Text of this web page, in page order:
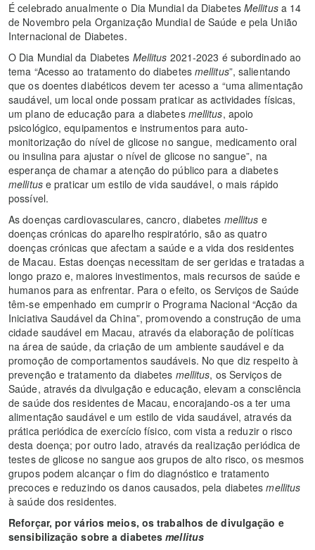
É celebrado anualmente o Dia Mundial da Diabetes Mellitusa 14
de Novembro pela Organização Mundial de Saúde e pela União
Internacional de Diabetes.
O Dia Mundial da Diabetes Mellitus 2021-2023 é subordinado ao
tema “Acesso ao tratamento do diabetes mellitus”, salientando
que os doentes diabéticos devem ter acesso a “uma alimentação
saudável, um local onde possam praticar as actividades físicas,
um plano de educação para a diabetesmellitus, apoio
psicológico, equipamentos e instrumentos para auto-
monitorização do nível de glicose no sangue, medicamento oral
ou insulina para ajustar o nível de glicose no sangue”, na
esperança de chamar a atenção do público para a diabetes
mellituse praticar um estilo de vida saudável, o mais rápido
possível.
As doenças cardiovasculares, cancro, diabetes mellitus e
doenças crónicas do aparelho respiratório, são as quatro
doenças crónicas que afectam a saúde e a vida dos residentes
de Macau. Estas doenças necessitam de ser geridas e tratadas a
longo prazo e, maiores investimentos, mais recursos de saúde e
humanos para as enfrentar. Para o efeito, os Serviços de Saúde
têm-se empenhado em cumprir o Programa Nacional “Acção da
Iniciativa Saudável da China”, promovendo a construção de uma
cidade saudável em Macau, através da elaboração de políticas
na área de saúde, da criação de um ambiente saudável e da
promoção de comportamentos saudáveis. No que diz respeito à
prevenção e tratamento da diabetes mellitus, os Serviços de
Saúde, através da divulgação e educação, elevam a consciência
de saúde dos residentes de Macau, encorajando-os a ter uma
alimentação saudável e um estilo de vida saudável, através da
prática periódica de exercício físico, com vista a reduzir o risco
desta doença; por outro lado, através da realização periódica de
testes de glicose no sangue aos grupos de alto risco, os mesmos
grupos podem alcançar o fim do diagnóstico e tratamento
precoces e reduzindo os danos causados, pela diabetesmellitus
à saúde dos residentes.
Reforçar, por vários meios, os trabalhos de divulgação e
sensibilização sobre a diabetesmellitus